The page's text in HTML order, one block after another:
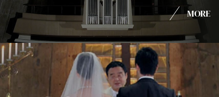
MORE